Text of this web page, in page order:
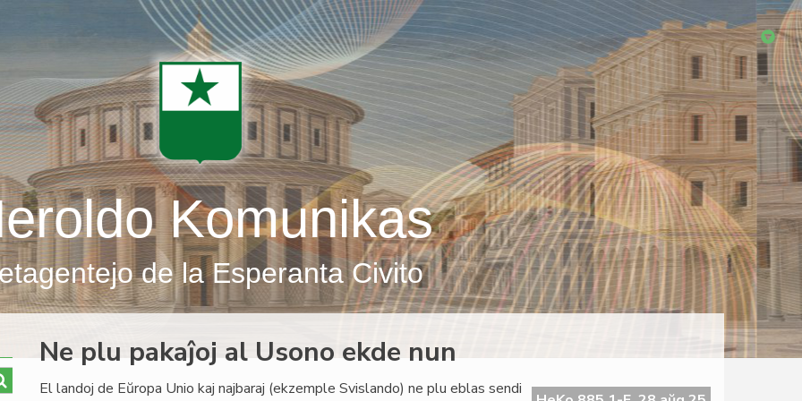
Komunikas
de la Esperanta Civito
Ne plu pakaĵoj al Usono ekde nun
El landoj de Eŭropa Unio kaj najbaraj (ekzemple Svislando) ne plu eblas sendi